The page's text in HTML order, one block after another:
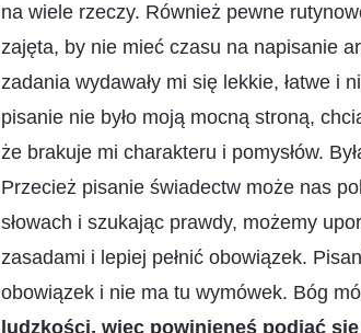
na wiele rzeczy. Również pewne
zajęta, by nie mieć czasu na napisanie
zadania wydawały mi się lekkie, łatwe i
pisanie nie było moją mocną stroną,
że brakuje mi charakteru i pomysłów.
Przecież pisanie świadectw może nas
słowach i szukając prawdy, możemy
zasadami i lepiej pełnić obowiązek.
obowiązek i nie ma tu wymówek. Bóg
ludzkości, więc powinieneś podjąć